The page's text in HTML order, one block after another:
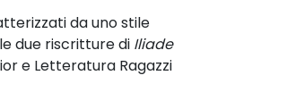
da uno stile
due riscritture di Iliade
e Letteratura Ragazzi